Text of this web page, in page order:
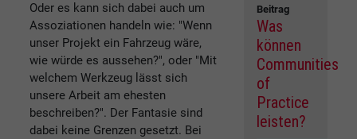
Oder es kann sich dabei auch um
Assoziationen handeln wie: "Wenn
unser Projekt ein Fahrzeug wäre,
wie würde es aussehen?", oder "Mit
welchem Werkzeug lässt sich
unsere Arbeit am ehesten
beschreiben?". Der Fantasie sind
dabei keine Grenzen gesetzt. Bei
Beitrag
Was
können
Communities
of
Practice
leisten?